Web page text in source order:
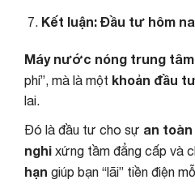
Kết luận: Đầu tư hôm
Máy nước nóng trung tâm
phí”, mà là một khoản đầu
lai.
Đó là đầu tư cho sự an toàn
nghi xứng tầm đẳng cấp và
hạn giúp bạn “lãi” tiền điện